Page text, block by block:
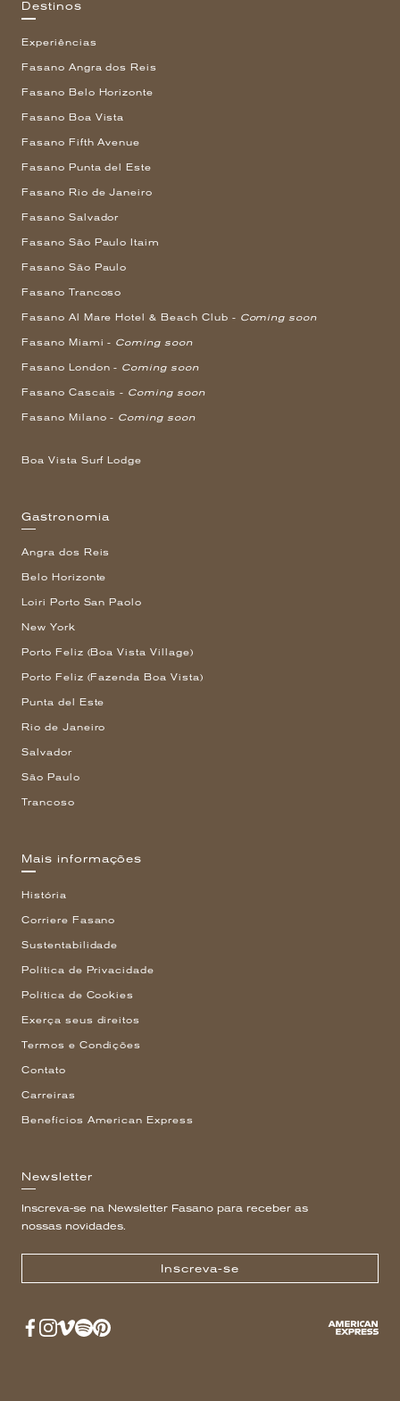
Destinos
Experiências
Fasano Angra dos Reis
Fasano Belo Horizonte
Fasano Boa Vista
Fasano Fifth Avenue
Fasano Punta del Este
Fasano Rio de Janeiro
Fasano Salvador
Fasano São Paulo Itaim
Fasano São Paulo
Fasano Trancoso
Fasano Al Mare Hotel & Beach Club - Coming soon
Fasano Miami - Coming soon
Fasano London - Coming soon
Fasano Cascais - Coming soon
Fasano Milano - Coming soon
Boa Vista Surf Lodge
Gastronomia
Angra dos Reis
Belo Horizonte
Loiri Porto San Paolo
New York
Porto Feliz (Boa Vista Village)
Porto Feliz (Fazenda Boa Vista)
Punta del Este
Rio de Janeiro
Salvador
São Paulo
Trancoso
Mais informações
História
Corriere Fasano
Sustentabilidade
Política de Privacidade
Política de Cookies
Exerça seus direitos
Termos e Condições
Contato
Carreiras
Benefícios American Express
Newsletter
Inscreva-se na Newsletter Fasano para receber as
nossas novidades.
Inscreva-se